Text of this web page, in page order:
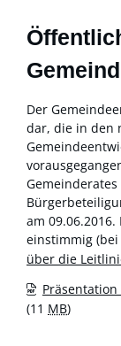
Der
dar, die in den
am
einstimmig
über die
(11 MB)